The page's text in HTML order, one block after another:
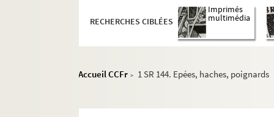
RECHERCHES CIBLÉES
Imprimés
multimédia
Accueil CCFr > 1 SR 144. Epées, haches, poignards